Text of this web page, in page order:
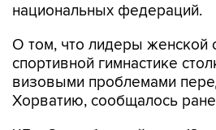
О том, что лидеры женской
визовыми проблемами
Хорватию, сообщалось
ЧЕ в Загребе пройдет с 13 по